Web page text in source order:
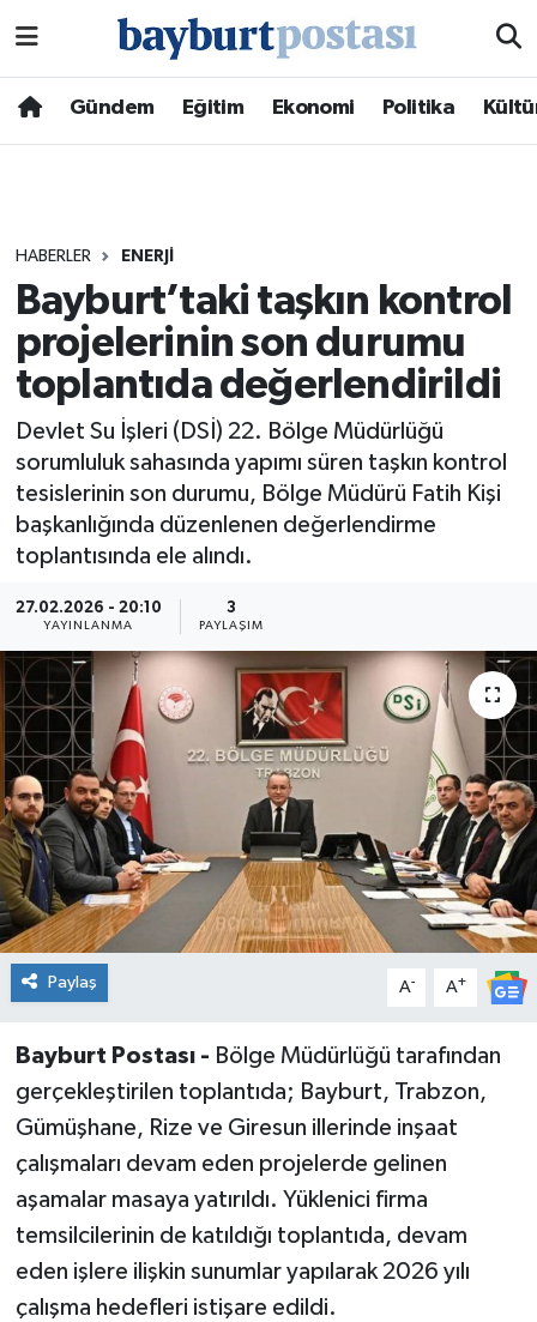
Gündem Eğitim Ekonomi Politika
HABERLER ENERJI
Bayburt’taki taşkın kontrol
projelerinin son durumu
toplantıda değerlendirildi
Devlet Su İşleri (DSİ) 22. Bölge Müdürlüğü
sorumluluk sahasında yapımı süren taşkın kontrol
tesislerinin son durumu, Bölge Müdürü Fatih Kişi
başkanlığında düzenlenen değerlendirme
toplantısında ele alındı.
27.02.2026 - 20:10
YAYINLANMA
3
PAYLAŞIM
Paylaş A- A+
Bayburt Postası - Bölge Müdürlüğü tarafından
gerçekleştirilen toplantıda; Bayburt, Trabzon,
Gümüşhane, Rize ve Giresun illerinde inşaat
çalışmaları devam eden projelerde gelinen
aşamalar masaya yatırıldı. Yüklenici firma
temsilcilerinin de katıldığı toplantıda, devam
eden işlere ilişkin sunumlar yapılarak 2026 yılı
çalışma hedefleri istişare edildi.
Hava Durumu
Süper Lig Puan Durumu ve Fikstür
Tüm Manşetler
Son Dakika Haberleri
Haber Arşivi